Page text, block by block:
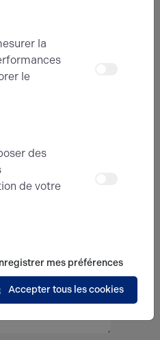
la
le
des
de votre
mes préférences
Accepter tous les cookies